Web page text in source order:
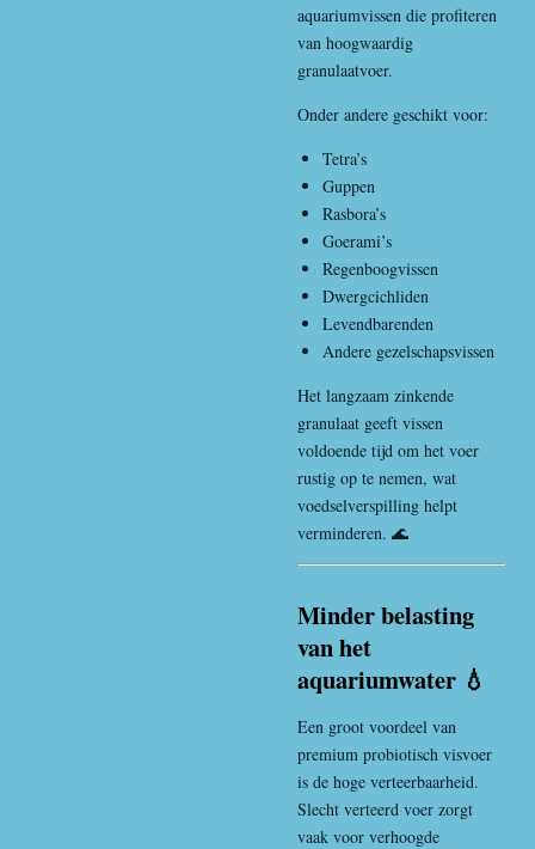
aquariumvissen die profiteren
van hoogwaardig
granulaatvoer.
Onder andere geschikt voor:
Tetra’s
Guppen
Rasbora’s
Goerami’s
Regenboogvissen
Dwergcichliden
Levendbarenden
Andere gezelschapsvissen
Het langzaam zinkende
granulaat geeft vissen
voldoende tijd om het voer
rustig op te nemen, wat
voedselverspilling helpt
verminderen. 🌊
Minder belasting
van het
aquariumwater 💧
Een groot voordeel van
premium probiotisch visvoer
is de hoge verteerbaarheid.
Slecht verteerd voer zorgt
vaak voor verhoogde